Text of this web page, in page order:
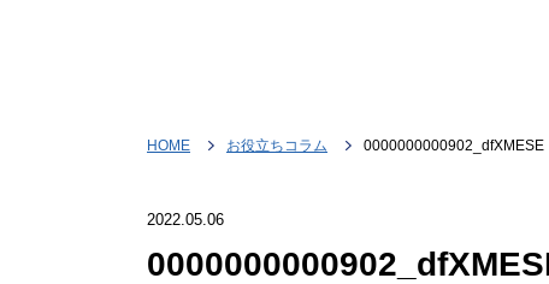
HOME お役立ちコラム 0000000000902_dfXMESE
2022.05.06